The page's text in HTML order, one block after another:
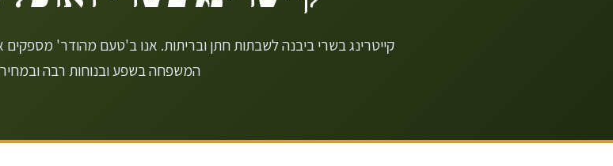
קייטרינג בשרי ביבנה לשבתות חתן ובריתות. אנו ב'טעם מהודר'
המשפחה בשפע ובנוחות רבה